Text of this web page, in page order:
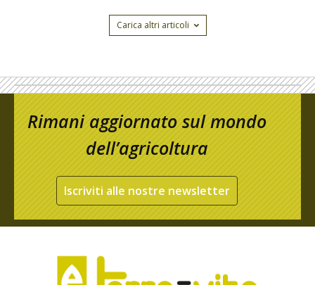
Carica altri articoli
Rimani aggiornato sul mondo
dell’agricoltura
Iscriviti alle nostre newsletter